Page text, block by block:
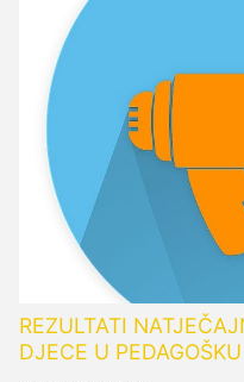
REZULTATI
DJECE U